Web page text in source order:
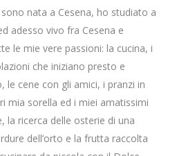
nata a Cesena, ho studiato a
adesso vivo fra Cesena e
le mie vere passioni: la cucina, i
che iniziano presto e
le cene con gli amici, i pranzi in
mia sorella ed i miei amatissimi
la ricerca delle osterie di una
dell’orto e la frutta raccolta